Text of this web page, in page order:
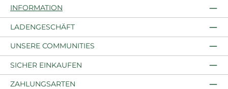
INFORMATION
LADENGESCHÄFT
UNSERE COMMUNITIES
SICHER EINKAUFEN
ZAHLUNGSARTEN